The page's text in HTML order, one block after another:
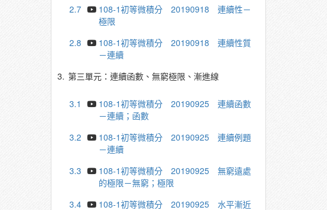
2.7
108-1初等微積分 20190918 連續性－
極限
2.8
108-1初等微積分 20190918 連續性質
－連續
3. 第三單元：連續函數、無窮極限、漸進線
3.1
108-1初等微積分 20190925 連續函數
－連續；函數
3.2
108-1初等微積分 20190925 連續例題
－連續
3.3
108-1初等微積分 20190925 無窮遠處
的極限－無窮；極限
3.4
108-1初等微積分 20190925 水平漸近